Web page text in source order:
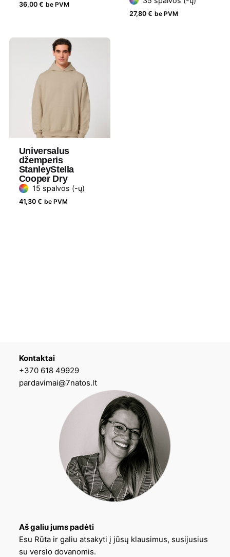
Lytis Moteriški
ženklas
36,00 € be PVM
27,80 € be PVM
Universalus
džemperis
StanleyStella
Cooper Dry
15 spalvos (-ų)
41,30 € be PVM
Kontaktai
+370 618 49929
pardavimai@7natos.lt
Aš galiu jums padėti
Esu Rūta ir galiu atsakyti į jūsų klausimus, susijusius
su verslo dovanomis.